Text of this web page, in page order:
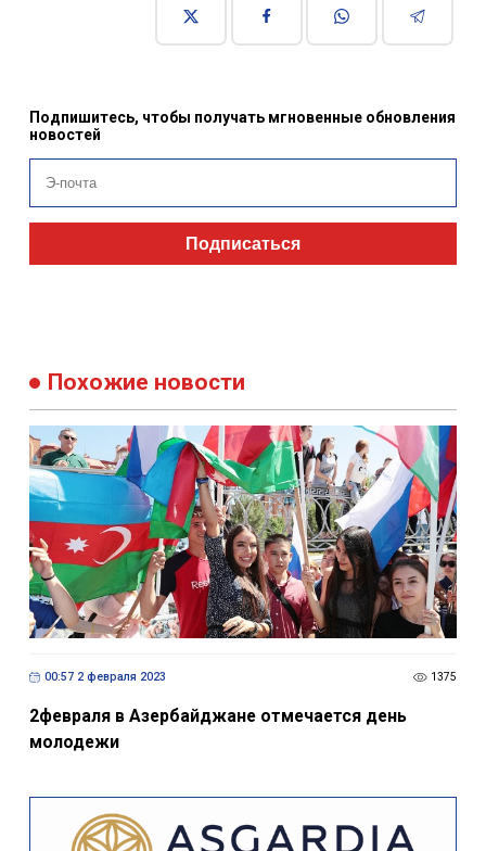
Подпишитесь, чтобы получать мгновенные обновления
новостей
Подписаться
Похожие новости
00:57 2 февраля 2023 1375
2февраля в Азербайджане отмечается день
молодежи